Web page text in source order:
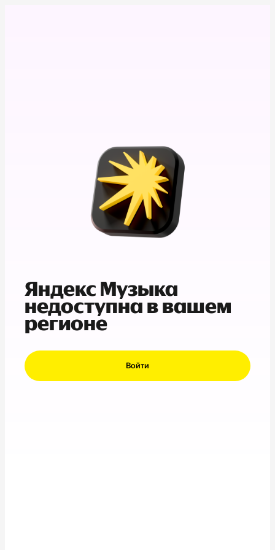
Яндекс Музыка
недоступна в вашем
регионе
Войти